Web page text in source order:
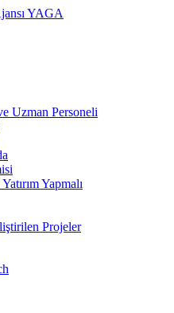
Uzman Personeli
Yapmalı
Projeler